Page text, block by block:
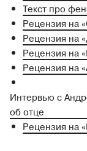
Текст про
Рецензия на
Рецензия на
Рецензия на
Рецензия на
Интервью с
об отце
Рецензия на